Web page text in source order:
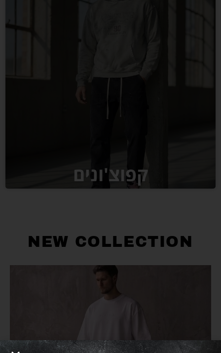
קפוצ'ונים
NEW COLLECTION